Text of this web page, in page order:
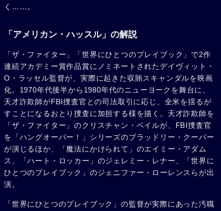
く……。
「アメリカン・ハッスル」の解説
「ザ・ファイター」「世界にひとつのプレイブック」で2作
連続アカデミー賞作品賞にノミネートされたデイヴィット・
O・ラッセル監督が、実際に起きた収賄スキャンダルを映画
化。1970年代後半から1980年代のニューヨークを舞台に、
天才詐欺師がFBI捜査官との司法取引に応じ、全米を揺るが
すことになるおとり捜査に加担する様を描く。天才詐欺師を
「ザ・ファイター」のクリスチャン・ベイルが、FBI捜査官
を「ハングオーバー！」シリーズのブラッドリー・クーパー
が演じるほか、「魔法にかけられて」のエイミー・アダム
ス、「ハート・ロッカー」のジェレミー・レナー、「世界に
ひとつのプレイブック」のジェニファー・ローレンスらが出
演。
「世界にひとつのプレイブック」の監督が実際にあった汚職